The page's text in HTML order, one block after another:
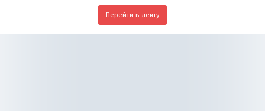
Перейти в ленту